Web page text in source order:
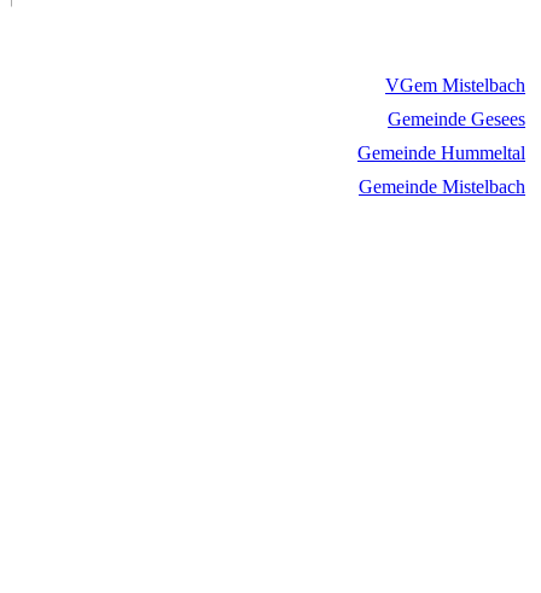
VGem Mistelbach
Gemeinde Gesees
Gemeinde Hummeltal
Gemeinde Mistelbach